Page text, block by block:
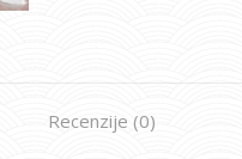
Recenzije (0)